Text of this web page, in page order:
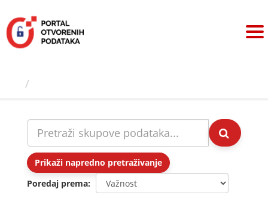
sadržaj
Prikaži napredno pretraživanje
Poredaj prema